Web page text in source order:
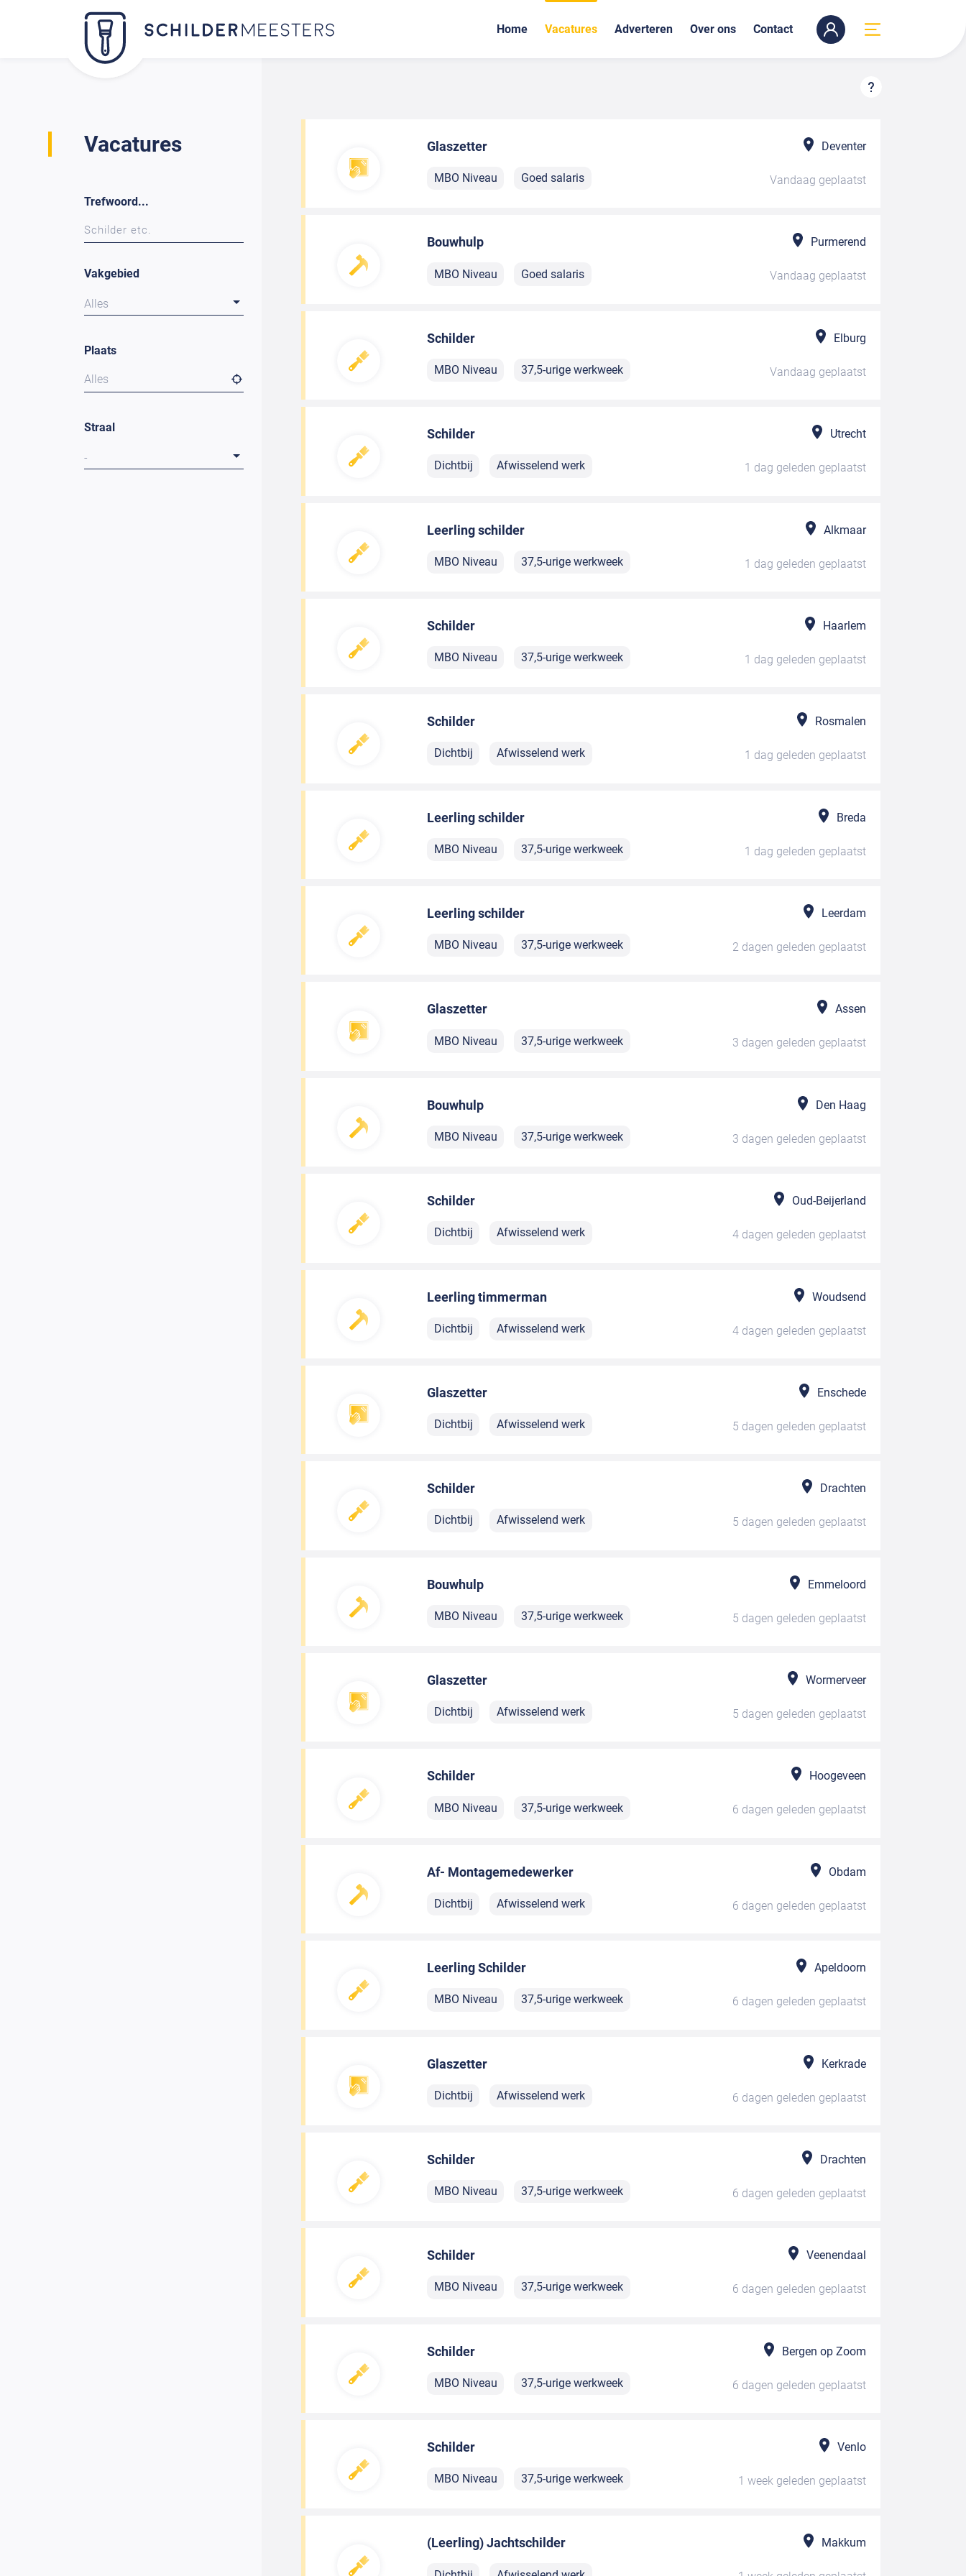
Home Vacatures Adverteren Over ons Contact
Vacatures
Trefwoord...
Vakgebied
Alles
Plaats
Alles
Straal
-
Glaszetter Deventer
MBO Niveau Goed salaris Vandaag geplaatst
Bouwhulp Purmerend
MBO Niveau Goed salaris Vandaag geplaatst
Schilder Elburg
MBO Niveau 37,5-urige werkweek Vandaag geplaatst
Schilder Utrecht
Dichtbij Afwisselend werk 1 dag geleden geplaatst
Leerling schilder Alkmaar
MBO Niveau 37,5-urige werkweek 1 dag geleden geplaatst
Schilder Haarlem
MBO Niveau 37,5-urige werkweek 1 dag geleden geplaatst
Schilder Rosmalen
Dichtbij Afwisselend werk 1 dag geleden geplaatst
Leerling schilder Breda
MBO Niveau 37,5-urige werkweek 1 dag geleden geplaatst
Leerling schilder Leerdam
MBO Niveau 37,5-urige werkweek 2 dagen geleden geplaatst
Glaszetter Assen
MBO Niveau 37,5-urige werkweek 3 dagen geleden geplaatst
Bouwhulp Den Haag
MBO Niveau 37,5-urige werkweek 3 dagen geleden geplaatst
Schilder Oud-Beijerland
Dichtbij Afwisselend werk 4 dagen geleden geplaatst
Leerling timmerman Woudsend
Dichtbij Afwisselend werk 4 dagen geleden geplaatst
Glaszetter Enschede
Dichtbij Afwisselend werk 5 dagen geleden geplaatst
Schilder Drachten
Dichtbij Afwisselend werk 5 dagen geleden geplaatst
Bouwhulp Emmeloord
MBO Niveau 37,5-urige werkweek 5 dagen geleden geplaatst
Glaszetter Wormerveer
Dichtbij Afwisselend werk 5 dagen geleden geplaatst
Schilder Hoogeveen
MBO Niveau 37,5-urige werkweek 6 dagen geleden geplaatst
Af- Montagemedewerker Obdam
Dichtbij Afwisselend werk 6 dagen geleden geplaatst
Leerling Schilder Apeldoorn
MBO Niveau 37,5-urige werkweek 6 dagen geleden geplaatst
Glaszetter Kerkrade
Dichtbij Afwisselend werk 6 dagen geleden geplaatst
Schilder Drachten
MBO Niveau 37,5-urige werkweek 6 dagen geleden geplaatst
Schilder Veenendaal
MBO Niveau 37,5-urige werkweek 6 dagen geleden geplaatst
Schilder Bergen op Zoom
MBO Niveau 37,5-urige werkweek 6 dagen geleden geplaatst
Schilder Venlo
MBO Niveau 37,5-urige werkweek 1 week geleden geplaatst
(Leerling) Jachtschilder Makkum